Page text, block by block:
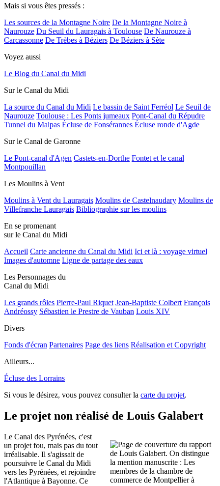
Mais si vous êtes pressés :
Les sources de la Montagne Noire De la Montagne Noire à
Naurouze Du Seuil du Lauragais à Toulouse De Naurouze à
Carcassonne De Trèbes à Béziers De Béziers à Sète
Voyez aussi
Le Blog du Canal du Midi
Sur le Canal du Midi
La source du Canal du Midi Le bassin de Saint Ferréol Le Seuil de
Naurouze Toulouse : Les Ponts jumeaux Pont-Canal du Répudre
Tunnel du Malpas Écluse de Fonsérannes Écluse ronde d'Agde
Sur le Canal de Garonne
Le Pont-canal d'Agen Castets-en-Dorthe Fontet et le canal
Montpouillan
Les Moulins à Vent
Moulins à Vent du Lauragais Moulins de Castelnaudary Moulins de
Villefranche Lauragais Bibliographie sur les moulins
En se promenant
sur le Canal du Midi
Accueil Carte ancienne du Canal du Midi Ici et là : voyage virtuel
Images d'automne Ligne de partage des eaux
Les Personnages du
Canal du Midi
Les grands rôles Pierre-Paul Riquet Jean-Baptiste Colbert François
Andréossy Sébastien le Prestre de Vauban Louis XIV
Divers
Fonds d'écran Partenaires Page des liens Réalisation et Copyright
Ailleurs...
Écluse des Lorrains
Si vous le désirez, vous pouvez consulter la carte du projet.
Le projet non réalisé de Louis Galabert
Le Canal des Pyrénées, c'est
un projet fou, mais pas du tout
irréalisable. Il s'agissait de
poursuivre le Canal du Midi
vers les Pyrénées, et rejoindre
l'Atlantique à Bayonne. Ce